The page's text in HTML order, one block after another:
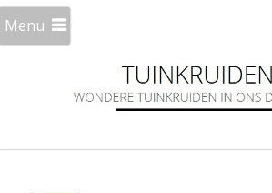
Menu